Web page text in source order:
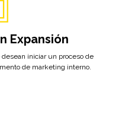
Expansión
iniciar un proceso de
de marketing interno.